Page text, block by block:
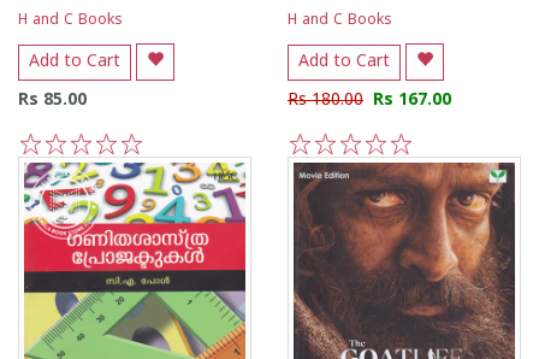
H and C Books
Add to Cart
Rs 85.00
5
4
3
2
1
H and C Books
Add to Cart
Rs 180.00 Rs 167.00
5
4
3
2
1